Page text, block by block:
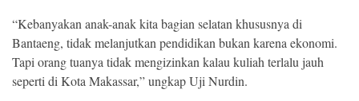
“Kebanyakan anak-anak kita bagian selatan khususnya di
Bantaeng, tidak melanjutkan pendidikan bukan karena ekonomi.
Tapi orang tuanya tidak mengizinkan kalau kuliah terlalu jauh
seperti di Kota Makassar,” ungkap Uji Nurdin.